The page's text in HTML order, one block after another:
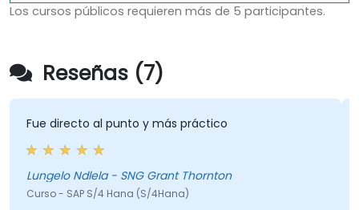
Los cursos públicos requieren más de 5 participantes.
Reseñas (7)
Fue directo al punto y más práctico
Lungelo Ndlela - SNG Grant Thornton
Curso - SAP S/4 Hana (S/4Hana)